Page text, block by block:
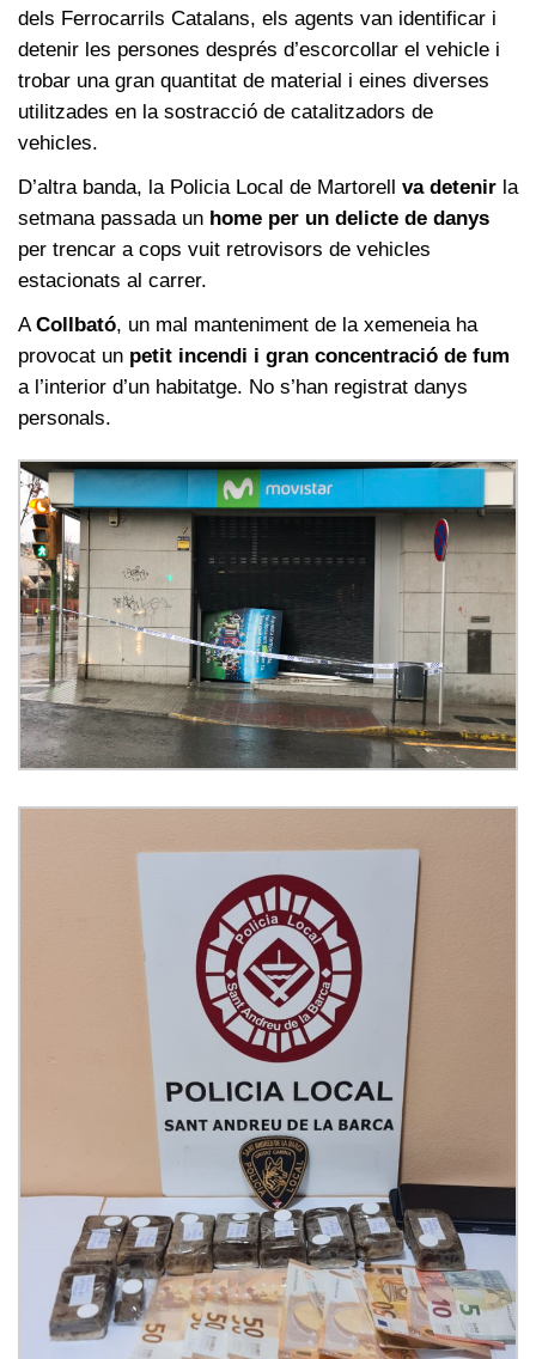
dels Ferrocarrils Catalans, els agents van identificar i
detenir les persones després d’escorcollar el vehicle i
trobar una gran quantitat de material i eines diverses
utilitzades en la sostracció de catalitzadors de
vehicles.
D’altra banda, la Policia Local de Martorell va detenir la
setmana passada un home per un delicte de danys
per trencar a cops vuit retrovisors de vehicles
estacionats al carrer.
A Collbató, un mal manteniment de la xemeneia ha
provocat un petit incendi i gran concentració de fum
a l’interior d’un habitatge. No s’han registrat danys
personals.